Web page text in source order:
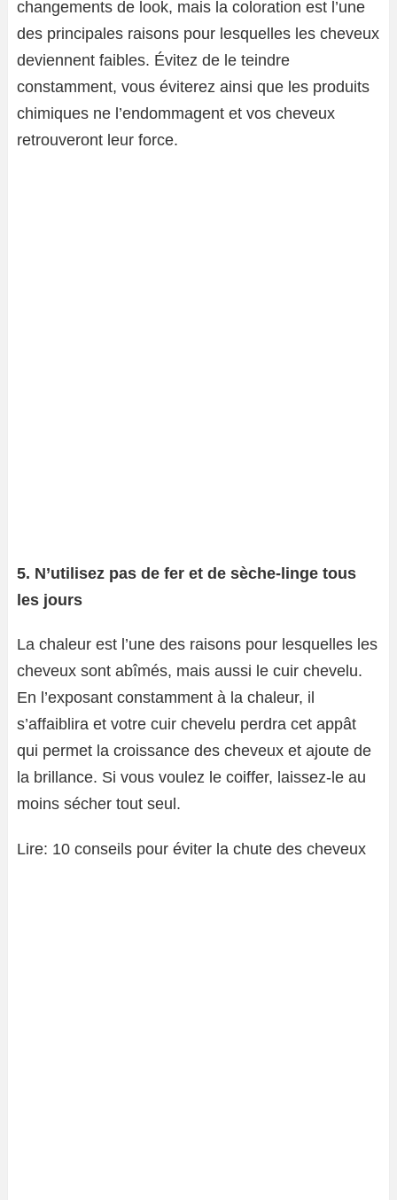
changements de look, mais la coloration est l’une
des principales raisons pour lesquelles les cheveux
deviennent faibles. Évitez de le teindre
constamment, vous éviterez ainsi que les produits
chimiques ne l’endommagent et vos cheveux
retrouveront leur force.
5. N’utilisez pas de fer et de sèche-linge tous
les jours
La chaleur est l’une des raisons pour lesquelles les
cheveux sont abîmés, mais aussi le cuir chevelu.
En l’exposant constamment à la chaleur, il
s’affaiblira et votre cuir chevelu perdra cet appât
qui permet la croissance des cheveux et ajoute de
la brillance. Si vous voulez le coiffer, laissez-le au
moins sécher tout seul.
Lire: 10 conseils pour éviter la chute des cheveux